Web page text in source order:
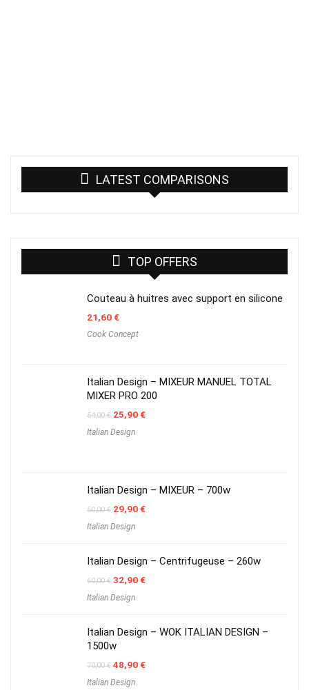
LATEST COMPARISONS
TOP OFFERS
Couteau à huitres avec support en silicone
21,60€
Cook Concept
Italian Design – MIXEUR MANUEL TOTAL
MIXER PRO 200
54,00€ Original
was:
25,90€Current
Italian Design
Italian Design – MIXEUR – 700w
50,00€ Original
was:
29,90€Current
Italian Design
Italian Design – Centrifugeuse – 260w
60,00€ Original
was:
32,90€Current
Italian Design
Italian Design – WOK ITALIAN DESIGN –
1500w
70,00€ Original
was:
48,90€Current
Italian Design